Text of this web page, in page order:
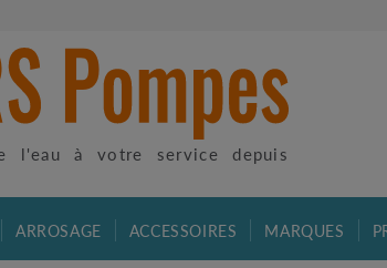
l'eau à votre service depuis
ARROSAGE ACCESSOIRES MARQUES